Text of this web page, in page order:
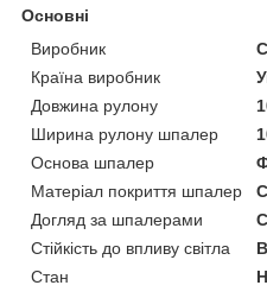
Основні
Виробник
Країна виробник
Довжина рулону
Ширина рулону шпалер
Основа шпалер
Матеріал покриття шпалер
Догляд за шпалерами
Стійкість до впливу світла
Стан